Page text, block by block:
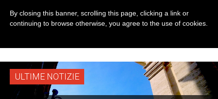
Giambattista
Diquattro’
ULTIME NOTIZIE
By closing this banner, scrolling this page, clicking a link or
continuing to browse otherwise, you agree to the use of cookies.